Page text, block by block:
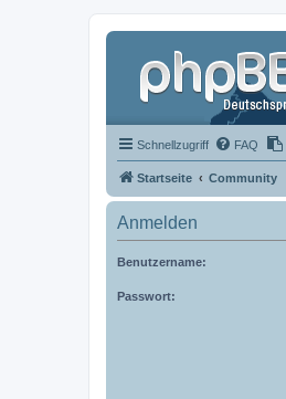
Schnellzugriff FAQ
Startseite Community
Anmelden
Benutzername:
Passwort: